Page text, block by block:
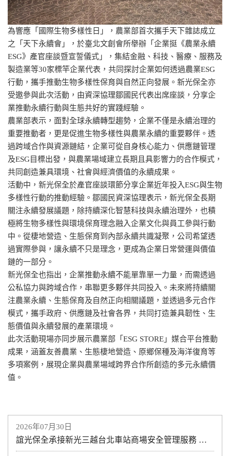
2026年07月30日
誼光保全承接新光三越台北車站商場安全管理服務 攜手打造安心、安全的商場環境 專業維安服務進駐 提供全方位商場安全管理
為響應「國際生物多樣性日」，農業部首次攜手天下雜誌成立
之「天下永續會」，於臺北文創會所舉辦「企業挺《農業永續
ESG》產官座談暨宣誓儀式」，集結金融、科技、醫療、服務及
製造業等30家標竿企業代表，共同探討企業如何透過農業ESG
行動，攜手推動生物多樣性保育與自然正向發展。新光保全亦
受邀參與此次活動，由資深協理鄒國民代表出席座談，分享企
業推動永續行動與生態共好的實踐經驗。
農業部表示，面對全球永續轉型趨勢，企業不僅是永續治理的
重要推動者，更是促進生物多樣性與農業永續的重要夥伴。透
過跨域合作與資源鏈結，企業可從自身核心能力、供應鏈管理
及ESG目標出發，與農業場域建立長期且具影響力的合作模式，
共同創造兼具環境、社會與經濟價值的永續成果。
活動中，新光保全於產官座談環節分享企業近年投入ESG與生物
多樣性行動的推動經驗。鄒國民資深協理表示，新光保全長期
關注永續發展議題，除持續深化智慧科技與永續治理外，也積
極將生物多樣性與環境保育理念融入企業文化與員工參與行動
中。從棲地營造、生態保育到內部永續共識凝聚，公司希望透
過實際參與，讓永續不只是理念，更成為企業日常營運與價值
鏈的一部分。
新光保全也指出，企業推動永續不能單靠單一力量，而需透過
公私協力與跨域合作，串聯更多夥伴共同投入。未來將持續關
注農業永續、生態保育及自然正向相關議題，並透過多元合作
模式，攜手政府、供應鏈及社會各界，共同打造兼具韌性、生
態價值與永續發展的產業環境。
此次活動現場亦同步展示農業部「ESG STORE」媒合平台推動
成果，涵蓋友善農業、生態棲地營造、原鄉保種及海洋復育等
多項案例，展現企業與農業場域跨界合作所創造的多元永續價
值。